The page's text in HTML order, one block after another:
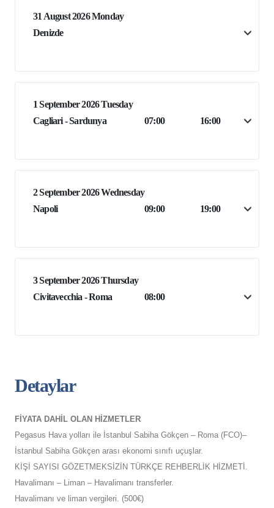
31 August 2026 Monday
Denizde
1 September 2026 Tuesday
Cagliari - Sardunya
07:00 16:00
2 September 2026 Wednesday
Napoli
09:00 19:00
3 September 2026 Thursday
Civitavecchia - Roma
08:00
Detaylar
FİYATA DAHİL OLAN HİZMETLER
Pegasus Hava yolları ile İstanbul Sabiha Gökçen – Roma (FCO)–
İstanbul Sabiha Gökçen arası ekonomi sınıfı uçuşlar.
KİŞİ SAYISI GÖZETMEKSİZİN TÜRKÇE REHBERLİK HİZMETİ.
Havalimanı – Liman – Havalimanı transferler.
Havalimanı ve liman vergileri. (500€)